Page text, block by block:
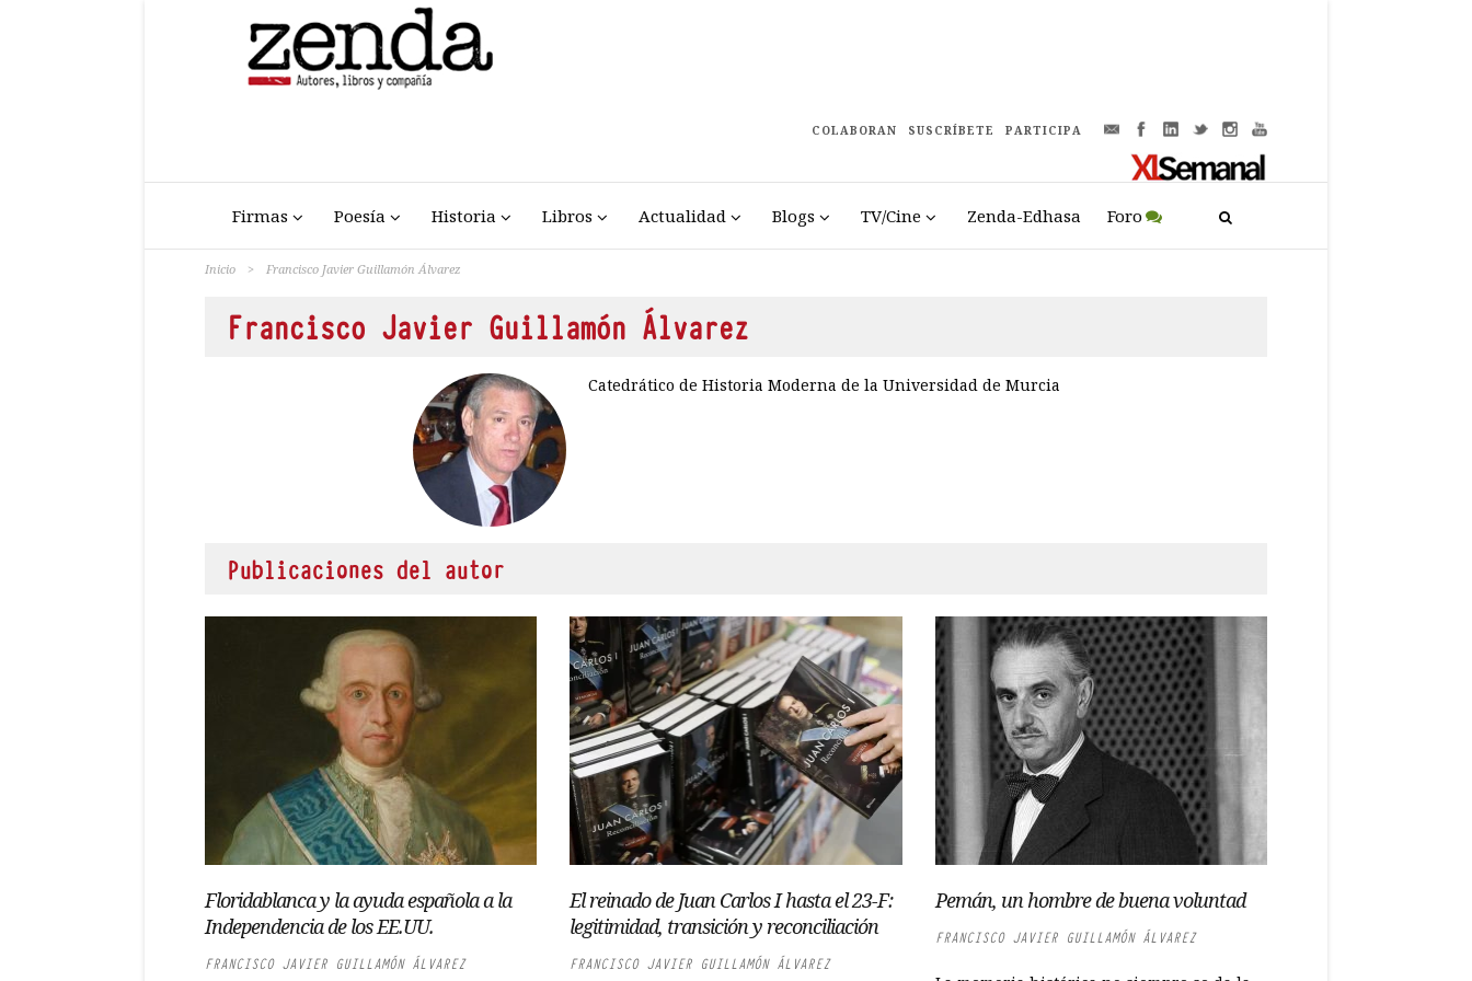
COLABORAN SUSCRÍBETE PARTICIPA
Firmas Poesía Historia Libros Actualidad Blogs TV/Cine Zenda-Edhasa Foro
Inicio > Francisco Javier Guillamón Álvarez
Francisco Javier Guillamón Álvarez
Catedrático de Historia Moderna de la Universidad de Murcia
Publicaciones del autor
Floridablanca y la ayuda española a la
Independencia de los EE.UU.
FRANCISCO JAVIER GUILLAMÓN ÁLVAREZ
El reinado de Juan Carlos I hasta el 23-F:
legitimidad, transición y reconciliación
FRANCISCO JAVIER GUILLAMÓN ÁLVAREZ
Pemán, un hombre de buena voluntad
FRANCISCO JAVIER GUILLAMÓN ÁLVAREZ